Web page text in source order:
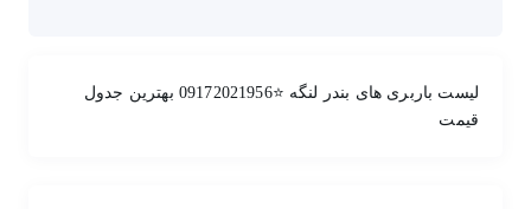
لیست باربری های بندر لنگه ⭐️09172021956 بهترین جدول
قیمت